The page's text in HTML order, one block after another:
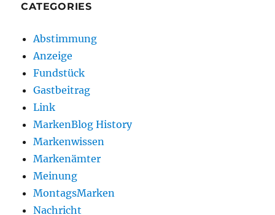
CATEGORIES
Abstimmung
Anzeige
Fundstück
Gastbeitrag
Link
MarkenBlog History
Markenwissen
Markenämter
Meinung
MontagsMarken
Nachricht